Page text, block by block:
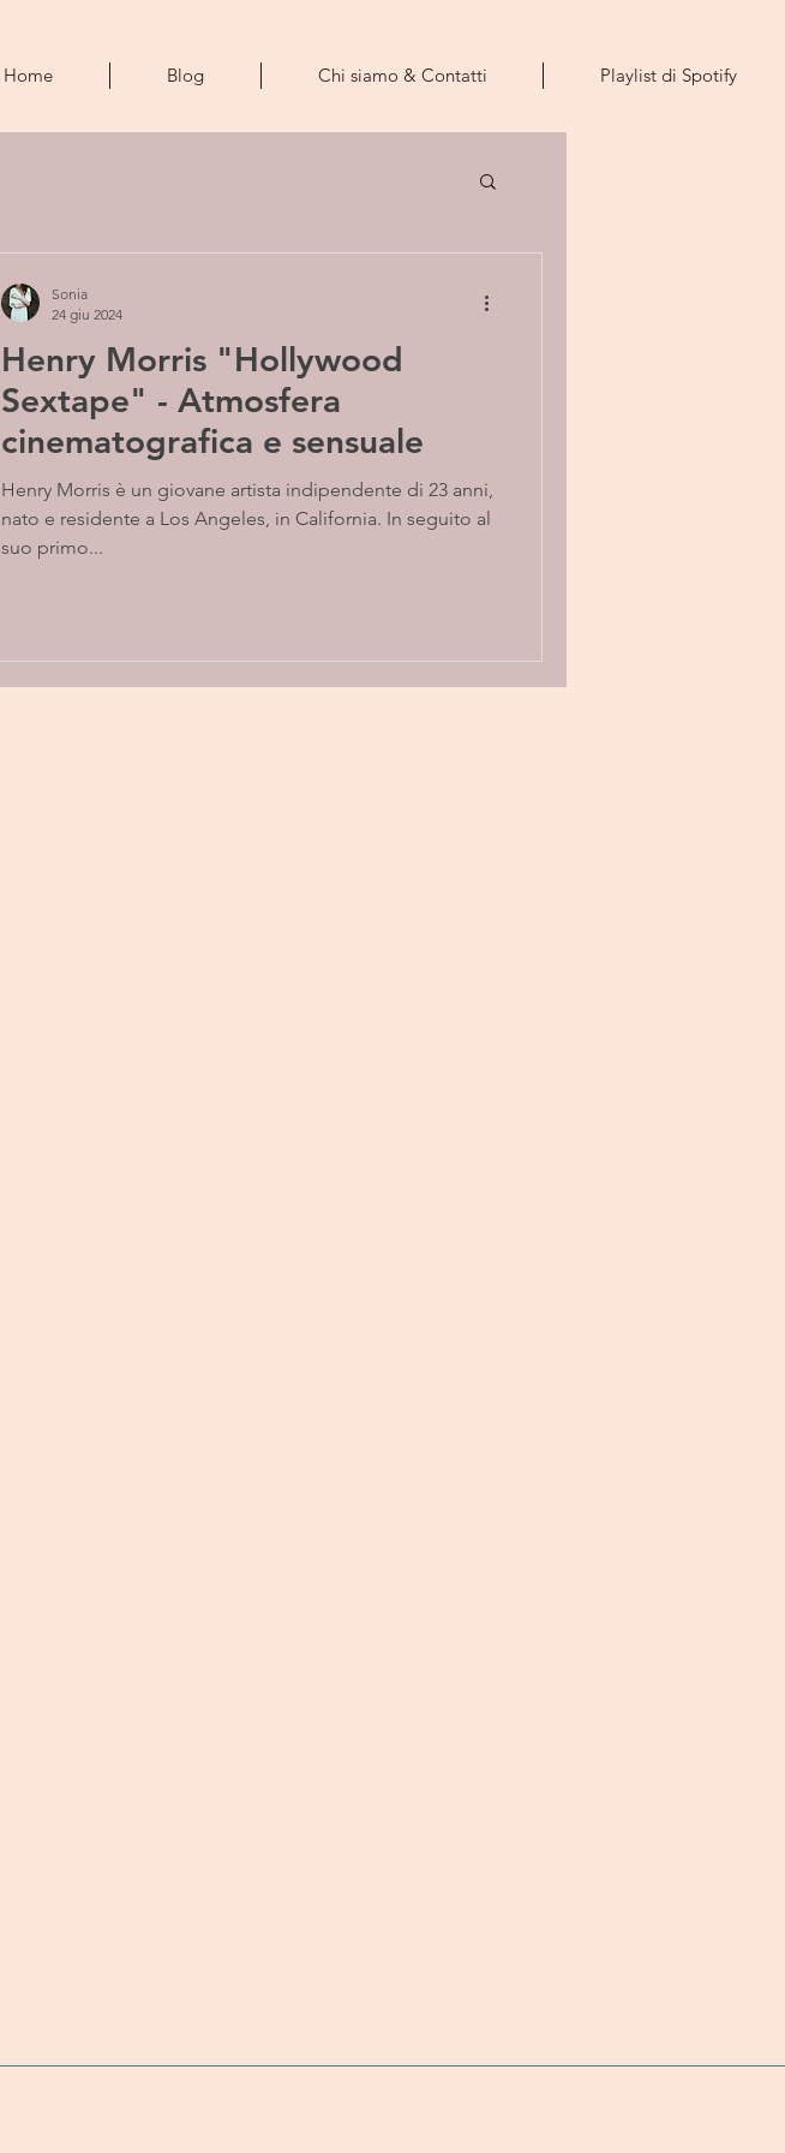
Home Blog Chi siamo & Contatti Playlist di Spotify
Henry Morris "Hollywood
Sextape" - Atmosfera
cinematografica e sensuale
Henry Morris è un giovane artista indipendente di 23 anni,
nato e residente a Los Angeles, in California. In seguito al
suo primo...
Sonia
24 giu 2024